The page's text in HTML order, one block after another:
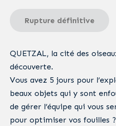
Rupture définitive
QUETZAL, la cité des
découverte.
Vous avez 5 jours pour
beaux objets qui y sont
de gérer l’équipe qui vous
pour optimiser vos fouilles